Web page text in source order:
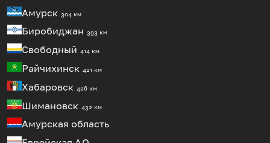
Амурск 304 км
Биробиджан 393 км
Свободный 414 км
Райчихинск 421 км
Хабаровск 426 км
Шимановск 432 км
Амурская область